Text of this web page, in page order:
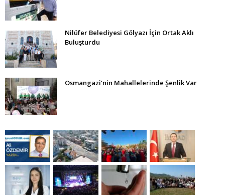
Nilüfer Belediyesi Gölyazı İçin Ortak Aklı
Buluşturdu
Osmangazi’nin Mahallelerinde Şenlik Var